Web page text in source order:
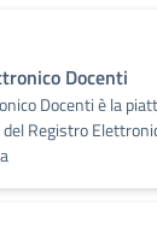
Docenti
Docenti è la
Registro